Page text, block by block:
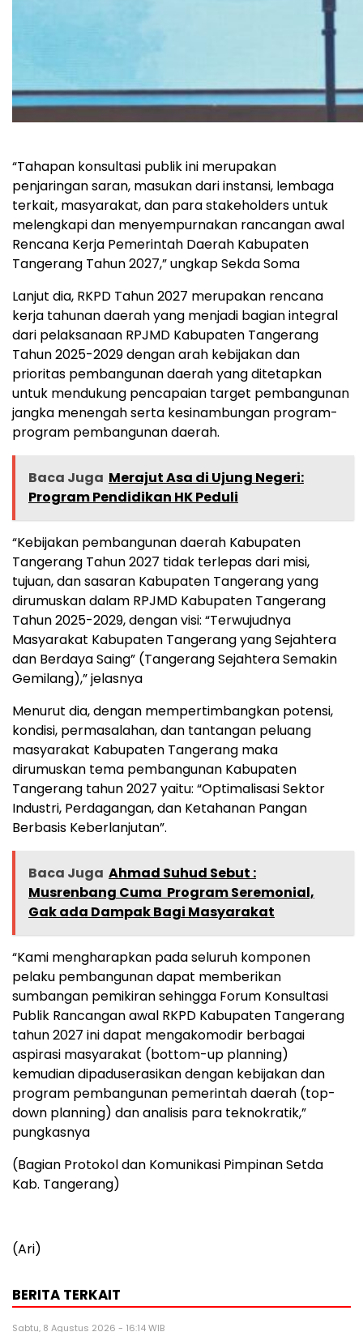
“Tahapan konsultasi publik ini merupakan
penjaringan saran, masukan dari instansi, lembaga
terkait, masyarakat, dan para stakeholders untuk
melengkapi dan menyempurnakan rancangan awal
Rencana Kerja Pemerintah Daerah Kabupaten
Tangerang Tahun 2027,” ungkap Sekda Soma
Lanjut dia, RKPD Tahun 2027 merupakan rencana
kerja tahunan daerah yang menjadi bagian integral
dari pelaksanaan RPJMD Kabupaten Tangerang
Tahun 2025-2029 dengan arah kebijakan dan
prioritas pembangunan daerah yang ditetapkan
untuk mendukung pencapaian target pembangunan
jangka menengah serta kesinambungan program-
program pembangunan daerah.
Baca Juga Merajut Asa di Ujung Negeri:
Program Pendidikan HK Peduli
“Kebijakan pembangunan daerah Kabupaten
Tangerang Tahun 2027 tidak terlepas dari misi,
tujuan, dan sasaran Kabupaten Tangerang yang
dirumuskan dalam RPJMD Kabupaten Tangerang
Tahun 2025-2029, dengan visi: “Terwujudnya
Masyarakat Kabupaten Tangerang yang Sejahtera
dan Berdaya Saing” (Tangerang Sejahtera Semakin
Gemilang),” jelasnya
Menurut dia, dengan mempertimbangkan potensi,
kondisi, permasalahan, dan tantangan peluang
masyarakat Kabupaten Tangerang maka
dirumuskan tema pembangunan Kabupaten
Tangerang tahun 2027 yaitu: “Optimalisasi Sektor
Industri, Perdagangan, dan Ketahanan Pangan
Berbasis Keberlanjutan”.
Baca Juga Ahmad Suhud Sebut :
Musrenbang Cuma Program Seremonial,
Gak ada Dampak Bagi Masyarakat
“Kami mengharapkan pada seluruh komponen
pelaku pembangunan dapat memberikan
sumbangan pemikiran sehingga Forum Konsultasi
Publik Rancangan awal RKPD Kabupaten Tangerang
tahun 2027 ini dapat mengakomodir berbagai
aspirasi masyarakat (bottom-up planning)
kemudian dipaduserasikan dengan kebijakan dan
program pembangunan pemerintah daerah (top-
down planning) dan analisis para teknokratik,”
pungkasnya
(Bagian Protokol dan Komunikasi Pimpinan Setda
Kab. Tangerang)
(Ari)
BERITA TERKAIT
Sabtu, 8 Agustus 2026 - 16:14 WIB